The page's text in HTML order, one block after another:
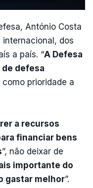
António Costa
internacional, dos
a país. “A Defesa
defesa
como prioridade a
a recursos
financiar bens
”, não deixar de
importante do
gastar melhor”.